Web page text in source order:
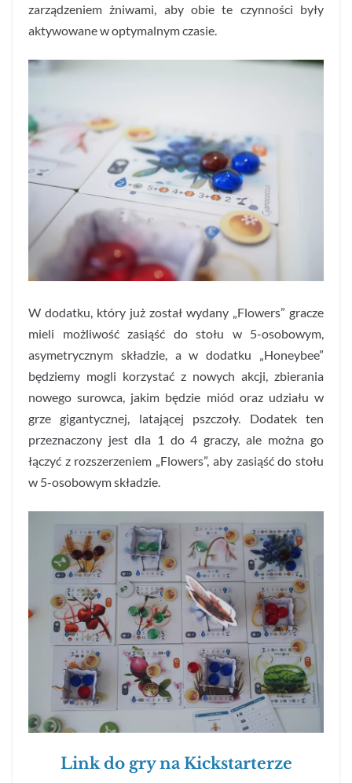
zarządzeniem żniwami, aby obie te czynności były
aktywowane w optymalnym czasie.
W dodatku, który już został wydany „Flowers” gracze
mieli możliwość zasiąść do stołu w 5-osobowym,
asymetrycznym składzie, a w dodatku „Honeybee”
będziemy mogli korzystać z nowych akcji, zbierania
nowego surowca, jakim będzie miód oraz udziału w
grze gigantycznej, latającej pszczoły. Dodatek ten
przeznaczony jest dla 1 do 4 graczy, ale można go
łączyć z rozszerzeniem „Flowers”, aby zasiąść do stołu
w 5-osobowym składzie.
Link do gry na Kickstarterze